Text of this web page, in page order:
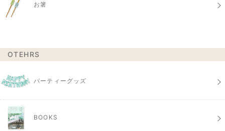
お箸
OTEHRS
パーティーグッズ
BOOKS